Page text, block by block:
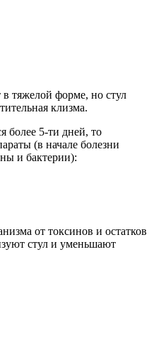
в тяжелой форме, но стул
клизма.
более 5-ти дней, то
(в начале болезни
и бактерии):
от токсинов и остатков
стул и уменьшают